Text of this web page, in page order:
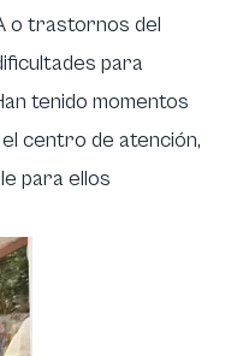
o trastornos del
para
tenido momentos
centro de atención,
para ellos